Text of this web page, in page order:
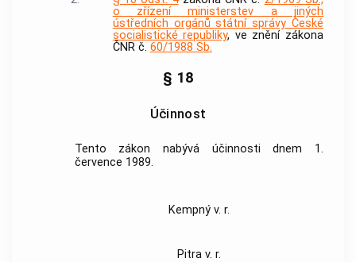
o zřízení ministerstev a jiných
ústředních orgánů státní správy České
socialistické republiky, ve znění zákona
ČNR č. 60/1988 Sb.
§ 18
Účinnost
Tento zákon nabývá účinnosti dnem 1.
července 1989.
Kempný v. r.
Pitra v. r.